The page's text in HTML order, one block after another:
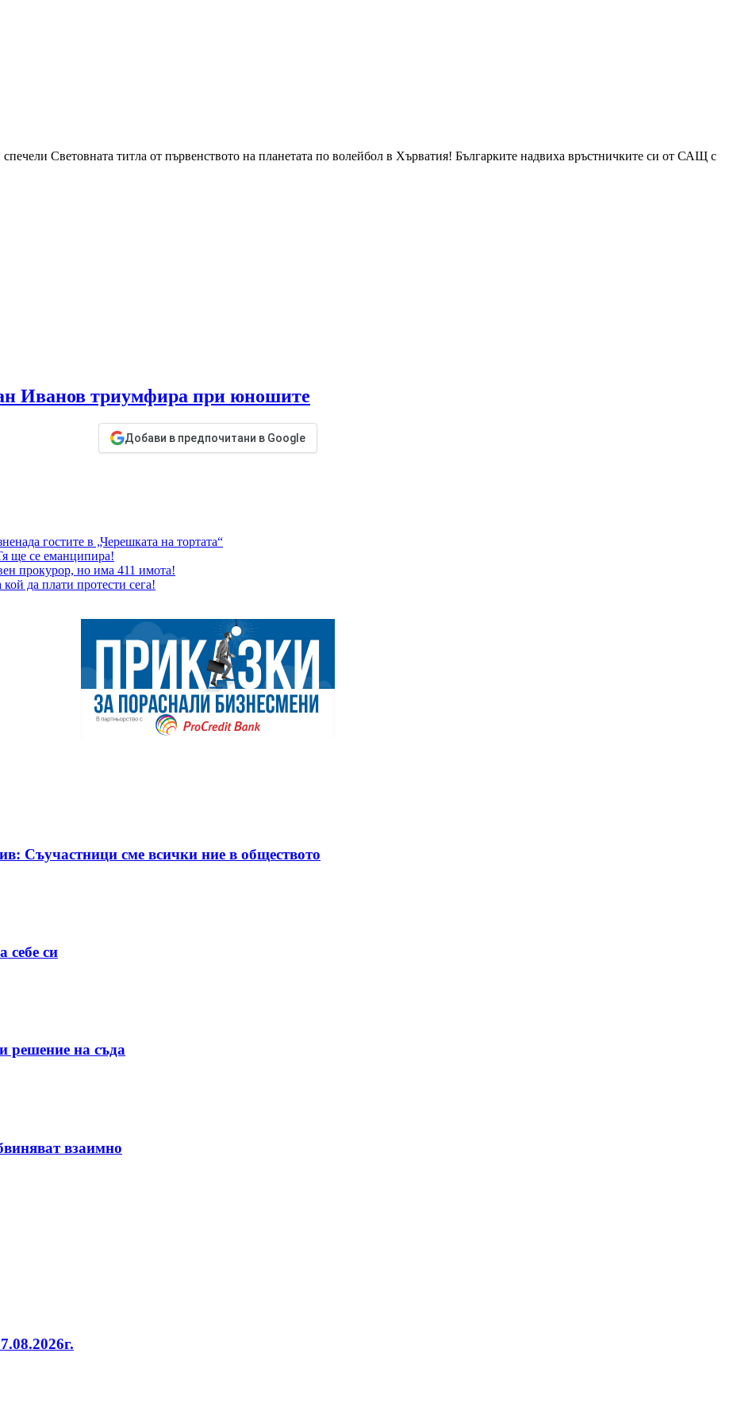
Световната титла от първенството на планетата по волейбол в Хърватия! Българките надвиха връстничките си от САЩ с
Иванов триумфира при юношите
Добави в предпочитани в Google
гостите в „Черешката на тортата“
ще се еманципира!
прокурор, но има 411 имота!
да плати протести сега!
Съучастници сме всички ние в обществото
себе си
решение на съда
взаимно